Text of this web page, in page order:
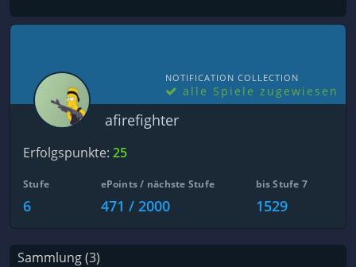
NOTIFICATION COLLECTION
alle Spiele zugewiesen
afirefighter
Erfolgspunkte: 25
Stufe
6
ePoints / nächste Stufe
471 / 2000
bis Stufe 7
1529
Sammlung (3)